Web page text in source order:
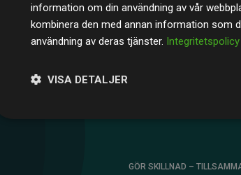
klimatnytta.
GÖR SKILLNAD –
information om din användning av vår
kombinera den med annan information som
användning av deras tjänster. Integritetspolicy
VISA DETALJER